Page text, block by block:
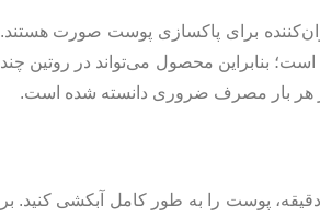
برای پاکسازی پوست صورت هستند.
بنابراین محصول می‌تواند در روتین چند
هر بار مصرف ضروری دانسته شده است.
پوست را به طور کامل آبکشی کنید. بر